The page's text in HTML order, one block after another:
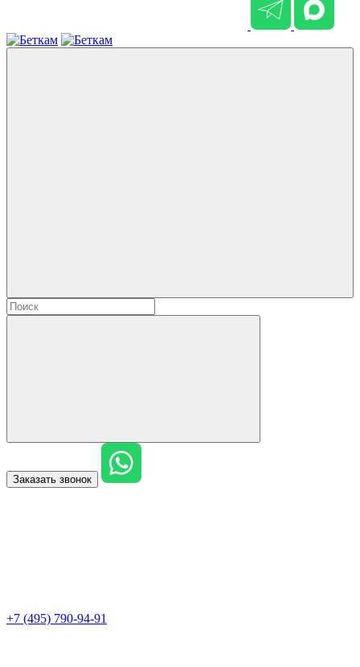
Заказать звонок
+7 (495) 790-94-91